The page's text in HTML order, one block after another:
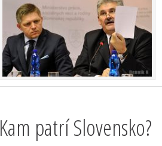
Kam patrí Slovensko?